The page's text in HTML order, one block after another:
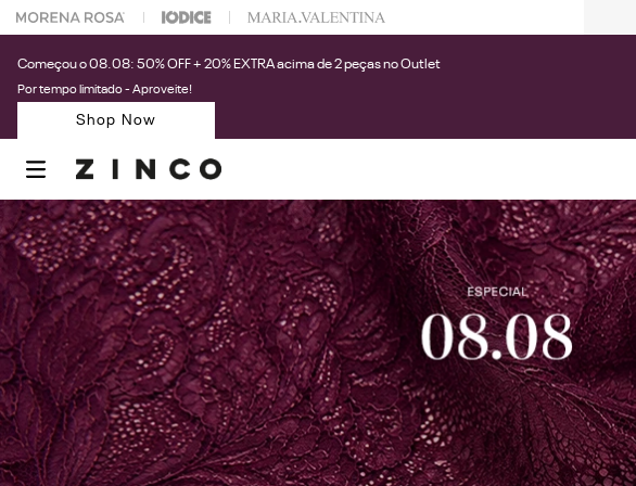
Começou o 08.08: 50% OFF + 20% EXTRA acima de 2 peças no Outlet
Por tempo limitado - Aproveite!
Shop Now